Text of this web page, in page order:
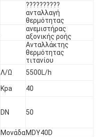
??????????
ανταλλαγή
θερμότητας
ανεμιστήρας
αξονικής ροής
Ανταλλάκτης
θερμότητας
τιτανίου
Λ/Ω
5500L/h
Kpa
40
DN 50
ΜονάδαMDY40D